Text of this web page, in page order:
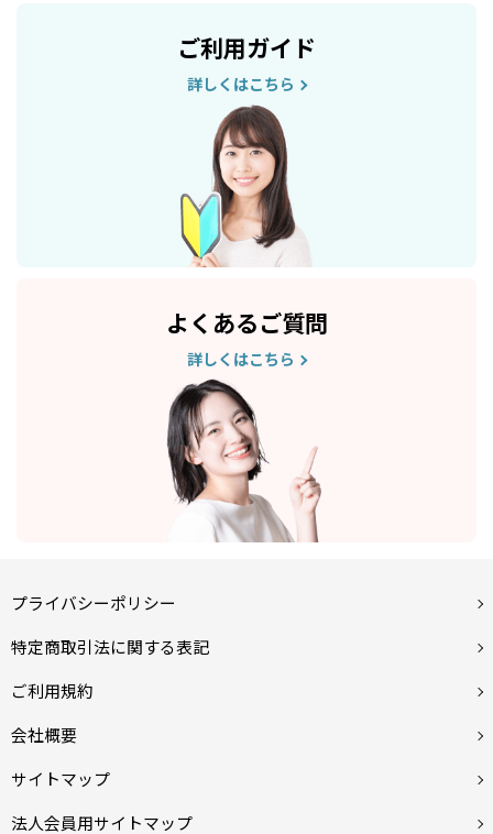
ご利用ガイド
詳しくはこちら
よくあるご質問
詳しくはこちら
プライバシーポリシー
特定商取引法に関する表記
ご利用規約
会社概要
サイトマップ
法人会員用サイトマップ